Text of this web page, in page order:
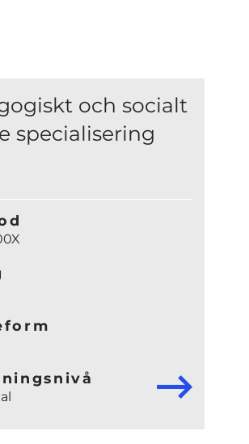
och socialt
specialisering